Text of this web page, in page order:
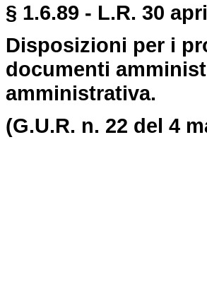
§ 1.6.89 - L.R. 30
Disposizioni per i
documenti
amministrativa.
(G.U.R. n. 22 del 4